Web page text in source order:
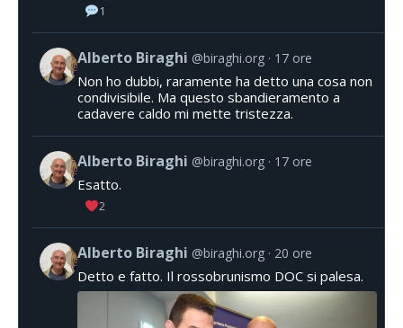
1
Alberto Biraghi @biraghi.org 17 ore
Non ho dubbi, raramente ha detto una cosa non
condivisibile. Ma questo sbandieramento a
cadavere caldo mi mette tristezza.
Alberto Biraghi @biraghi.org 17 ore
Esatto.
2
Alberto Biraghi @biraghi.org 20 ore
Detto e fatto. Il rossobrunismo DOC si palesa.